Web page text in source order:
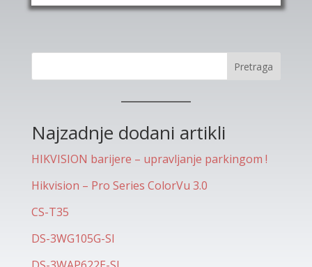
Pretraga
Najzadnje dodani artikli
HIKVISION barijere – upravljanje parkingom !
Hikvision – Pro Series ColorVu 3.0
CS-T35
DS-3WG105G-SI